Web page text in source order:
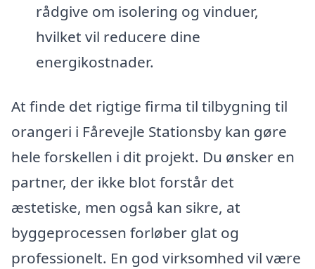
rådgive om isolering og vinduer,
hvilket vil reducere dine
energikostnader.
At finde det rigtige firma til tilbygning til
orangeri i Fårevejle Stationsby kan gøre
hele forskellen i dit projekt. Du ønsker en
partner, der ikke blot forstår det
æstetiske, men også kan sikre, at
byggeprocessen forløber glat og
professionelt. En god virksomhed vil være